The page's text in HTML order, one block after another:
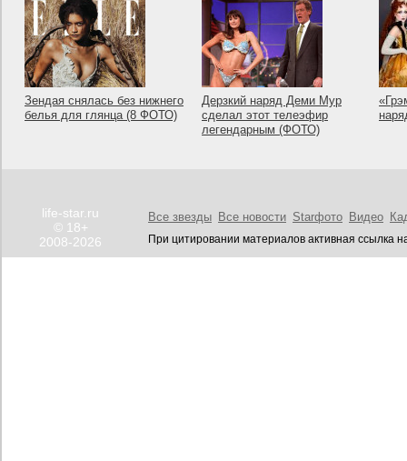
Зендая снялась без нижнего
белья для глянца (8 ФОТО)
Дерзкий наряд Деми Мур
сделал этот телеэфир
легендарным (ФОТО)
life-star.ru
© 18+
2008-2026
Все звезды Все новости Starфото Видео
При цитировании материалов активная ссылка